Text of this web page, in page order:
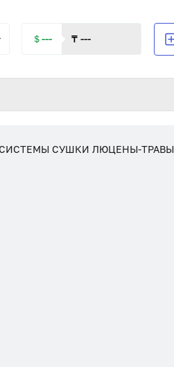
＄--- ₸ ---
СУШКИ ЛЮЦЕНЫ-ТРАВЫ